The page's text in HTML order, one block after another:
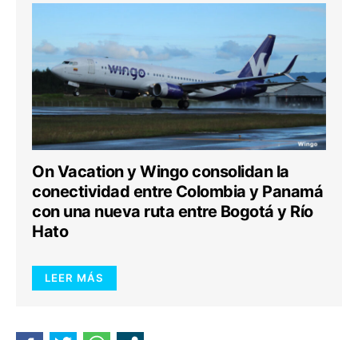
On Vacation y Wingo consolidan la
conectividad entre Colombia y Panamá
con una nueva ruta entre Bogotá y Río
Hato
LEER MÁS